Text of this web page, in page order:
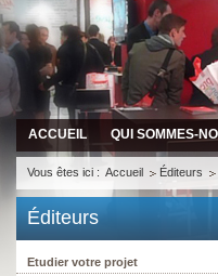
ACCUEIL QUI SOMMES-
Vous êtes ici : Accueil Éditeurs
Éditeurs
Etudier votre projet